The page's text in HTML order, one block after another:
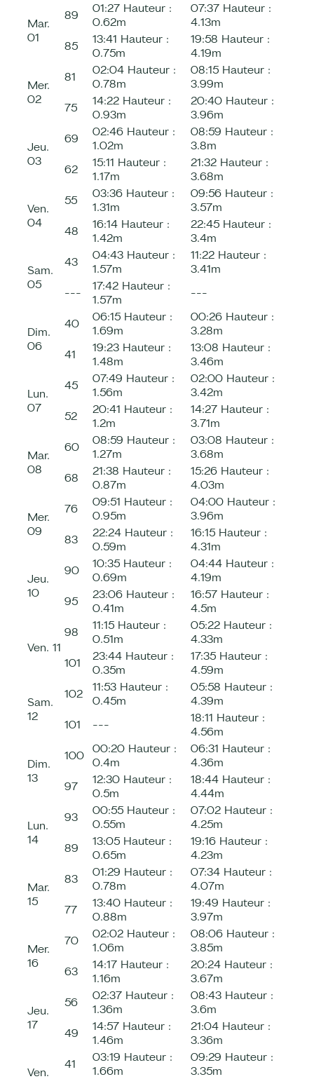
Mar.
01
89 01:27 Hauteur :
0.62m
07:37 Hauteur :
4.13m
85
13:41 Hauteur :
0.75m
19:58 Hauteur :
4.19m
Mer.
02
81 02:04 Hauteur :
0.78m
08:15 Hauteur :
3.99m
75
14:22 Hauteur :
0.93m
20:40 Hauteur :
3.96m
Jeu.
03
69 02:46 Hauteur :
1.02m
08:59 Hauteur :
3.8m
62
15:11 Hauteur :
1.17m
21:32 Hauteur :
3.68m
Ven.
04
55 03:36 Hauteur :
1.31m
09:56 Hauteur :
3.57m
48
16:14 Hauteur :
1.42m
22:45 Hauteur :
3.4m
Sam.
05
43 04:43 Hauteur :
1.57m
11:22 Hauteur :
3.41m
---
17:42 Hauteur :
1.57m
---
Dim.
06
40 06:15 Hauteur :
1.69m
00:26 Hauteur :
3.28m
41
19:23 Hauteur :
1.48m
13:08 Hauteur :
3.46m
Lun.
07
45 07:49 Hauteur :
1.56m
02:00 Hauteur :
3.42m
52
20:41 Hauteur :
1.2m
14:27 Hauteur :
3.71m
Mar.
08
60 08:59 Hauteur :
1.27m
03:08 Hauteur :
3.68m
68
21:38 Hauteur :
0.87m
15:26 Hauteur :
4.03m
Mer.
09
76 09:51 Hauteur :
0.95m
04:00 Hauteur :
3.96m
83
22:24 Hauteur :
0.59m
16:15 Hauteur :
4.31m
Jeu.
10
90 10:35 Hauteur :
0.69m
04:44 Hauteur :
4.19m
95
23:06 Hauteur :
0.41m
16:57 Hauteur :
4.5m
Ven. 11
98 11:15 Hauteur :
0.51m
05:22 Hauteur :
4.33m
101
23:44 Hauteur :
0.35m
17:35 Hauteur :
4.59m
Sam.
12
102 11:53 Hauteur :
0.45m
05:58 Hauteur :
4.39m
101
--- 18:11 Hauteur :
4.56m
Dim.
13
100 00:20 Hauteur :
0.4m
06:31 Hauteur :
4.36m
97
12:30 Hauteur :
0.5m
18:44 Hauteur :
4.44m
Lun.
14
93 00:55 Hauteur :
0.55m
07:02 Hauteur :
4.25m
89
13:05 Hauteur :
0.65m
19:16 Hauteur :
4.23m
Mar.
15
83 01:29 Hauteur :
0.78m
07:34 Hauteur :
4.07m
77
13:40 Hauteur :
0.88m
19:49 Hauteur :
3.97m
Mer.
16
70 02:02 Hauteur :
1.06m
08:06 Hauteur :
3.85m
63
14:17 Hauteur :
1.16m
20:24 Hauteur :
3.67m
Jeu.
17
56 02:37 Hauteur :
1.36m
08:43 Hauteur :
3.6m
49
14:57 Hauteur :
1.46m
21:04 Hauteur :
3.36m
Ven.
41 03:19 Hauteur :
1.66m
09:29 Hauteur :
3.35m